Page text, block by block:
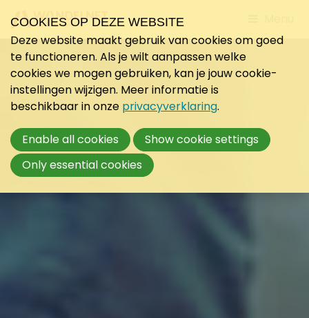
to
COOKIES OP DEZE WEBSITE
Deze website maakt gebruik van cookies om goed
te functioneren. Als je wilt aanpassen welke
cookies we mogen gebruiken, kan je jouw cookie-
instellingen wijzigen. Meer informatie is
beschikbaar in onze privacyverklaring.
Enable all cookies
Show cookie settings
Only essential cookies